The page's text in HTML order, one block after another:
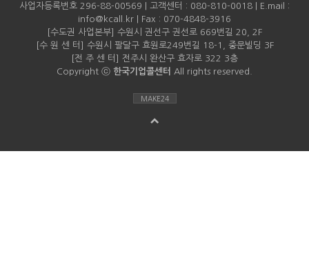
사업자등록번호 296-88-00569 | 고객센터 : 080-810-0018 | E.mail :
info@kcall.kr | Fax : 070-4848-3916
[수도권 사업본부] 수원시 권선구 권선로 669번길 20, 2F
[수 원 센 터] 수원시 팔달구 효원로249번길 18-1, 중문빌딩 3F
[전 주 센 터] 전주시 완산구 효자로 322 3층
Copyright ⓒ 한국기업콜센터 All rights reserved.
MAKE24